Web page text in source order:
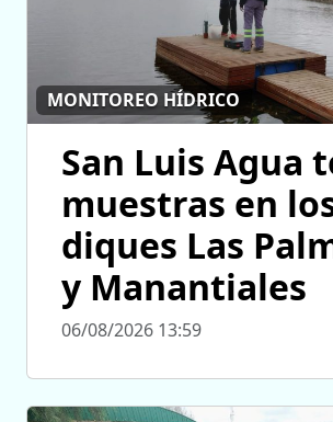
MONITOREO HÍDRICO
San Luis Agua
muestras en
diques Las
y Manantiales
06/08/2026 13:59